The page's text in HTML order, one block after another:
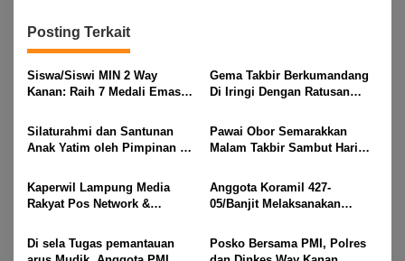
Posting Terkait
Siswa/Siswi MIN 2 Way
Kanan: Raih 7 Medali Emas
Gubernur Lampung Cup 2
Taekwondo Championship
Gema Takbir Berkumandang
Di Iringi Dengan Ratusan
Rayakan Kemenangan Idul
Fitri 1447 H
Silaturahmi dan Santunan
Anak Yatim oleh Pimpinan PT
Idul Fitri di Way Kanan
Pawai Obor Semarakkan
Malam Takbir Sambut Hari
M, Di Kampung Simpang
Asam, Kecamatan Banjit
Kaperwil Lampung Media
Rakyat Pos Network &
Network,Tergabung Di Forum
DPC KWRI, Way Kanan :
Anggota Koramil 427-
05/Banjit Melaksanakan
ogoh Di Wilayah Bali Sadhar,
Kecamatan Banjit
Di sela Tugas pemantauan
Posko Bersama PMI, Polres